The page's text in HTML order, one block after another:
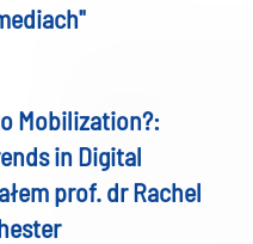
Mobilization?:
in Digital
prof. dr Rachel